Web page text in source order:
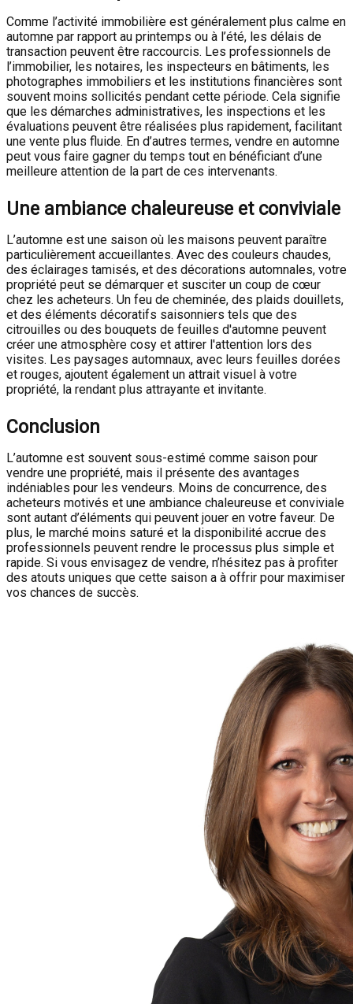
Comme l’activité immobilière est généralement plus calme en
automne par rapport au printemps ou à l’été, les délais de
transaction peuvent être raccourcis. Les professionnels de
l’immobilier, les notaires, les inspecteurs en bâtiments, les
photographes immobiliers et les institutions financières sont
souvent moins sollicités pendant cette période. Cela signifie
que les démarches administratives, les inspections et les
évaluations peuvent être réalisées plus rapidement, facilitant
une vente plus fluide. En d’autres termes, vendre en automne
peut vous faire gagner du temps tout en bénéficiant d’une
meilleure attention de la part de ces intervenants.
Une ambiance chaleureuse et conviviale
L’automne est une saison où les maisons peuvent paraître
particulièrement accueillantes. Avec des couleurs chaudes,
des éclairages tamisés, et des décorations automnales, votre
propriété peut se démarquer et susciter un coup de cœur
chez les acheteurs. Un feu de cheminée, des plaids douillets,
et des éléments décoratifs saisonniers tels que des
citrouilles ou des bouquets de feuilles d'automne peuvent
créer une atmosphère cosy et attirer l'attention lors des
visites. Les paysages automnaux, avec leurs feuilles dorées
et rouges, ajoutent également un attrait visuel à votre
propriété, la rendant plus attrayante et invitante.
Conclusion
L’automne est souvent sous-estimé comme saison pour
vendre une propriété, mais il présente des avantages
indéniables pour les vendeurs. Moins de concurrence, des
acheteurs motivés et une ambiance chaleureuse et conviviale
sont autant d’éléments qui peuvent jouer en votre faveur. De
plus, le marché moins saturé et la disponibilité accrue des
professionnels peuvent rendre le processus plus simple et
rapide. Si vous envisagez de vendre, n’hésitez pas à profiter
des atouts uniques que cette saison a à offrir pour maximiser
vos chances de succès.